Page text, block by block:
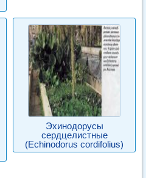
Эхинодорусы
сердцелистные
(Echinodorus cordifolius)